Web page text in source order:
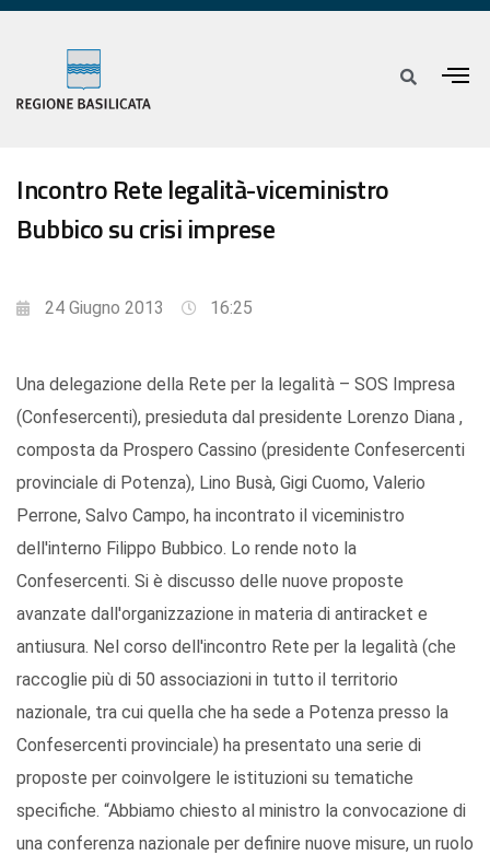
Incontro Rete legalità-viceministro
Bubbico su crisi imprese
24 Giugno 2013 16:25
Una delegazione della Rete per la legalità – SOS Impresa
(Confesercenti), presieduta dal presidente Lorenzo Diana ,
composta da Prospero Cassino (presidente Confesercenti
provinciale di Potenza), Lino Busà, Gigi Cuomo, Valerio
Perrone, Salvo Campo, ha incontrato il viceministro
dell'interno Filippo Bubbico. Lo rende noto la
Confesercenti. Si è discusso delle nuove proposte
avanzate dall'organizzazione in materia di antiracket e
antiusura. Nel corso dell'incontro Rete per la legalità (che
raccoglie più di 50 associazioni in tutto il territorio
nazionale, tra cui quella che ha sede a Potenza presso la
Confesercenti provinciale) ha presentato una serie di
proposte per coinvolgere le istituzioni su tematiche
specifiche. “Abbiamo chiesto al ministro la convocazione di
una conferenza nazionale per definire nuove misure, un ruolo